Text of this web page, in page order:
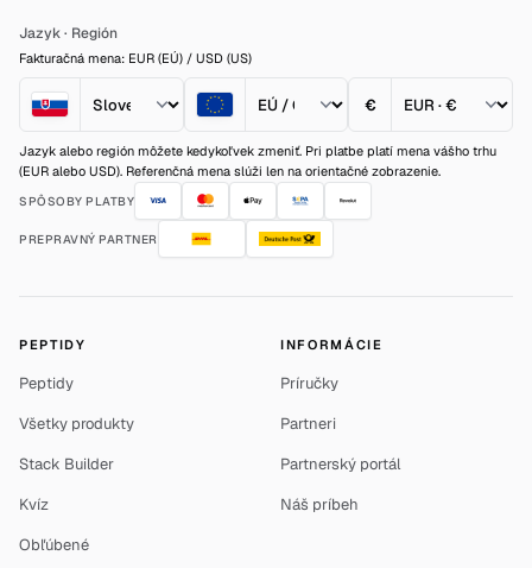
Jazyk· Región
Fakturačná mena: EUR (EÚ) / USD (US)
€
Jazyk alebo región môžete kedykoľvek zmeniť. Pri platbe platí mena vášho trhu
(EUR alebo USD). Referenčná mena slúži len na orientačné zobrazenie.
SPÔSOBY PLATBY
PREPRAVNÝ PARTNER
PEPTIDY
Peptidy
Všetky produkty
Stack Builder
Kvíz
Obľúbené
INFORMÁCIE
Príručky
Partneri
Partnerský portál
Náš príbeh